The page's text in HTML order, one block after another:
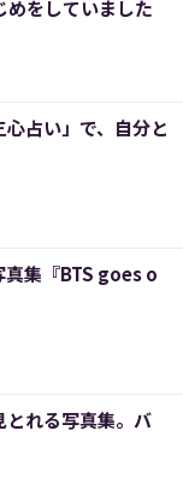
めをしていました
占い」で、自分と
集『BTS goes o
れる写真集。バ